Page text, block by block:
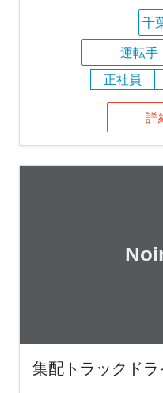
千
運転手
正社員
詳
集配トラックド